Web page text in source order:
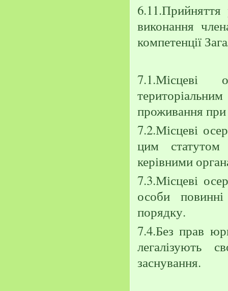
виконання
компетенції
7.1.Місцеві
проживання при
7.2.Місцеві
цим
керівними
7.3.Місцеві
особи
порядку.
7.4.Без прав
легалізують
заснування.